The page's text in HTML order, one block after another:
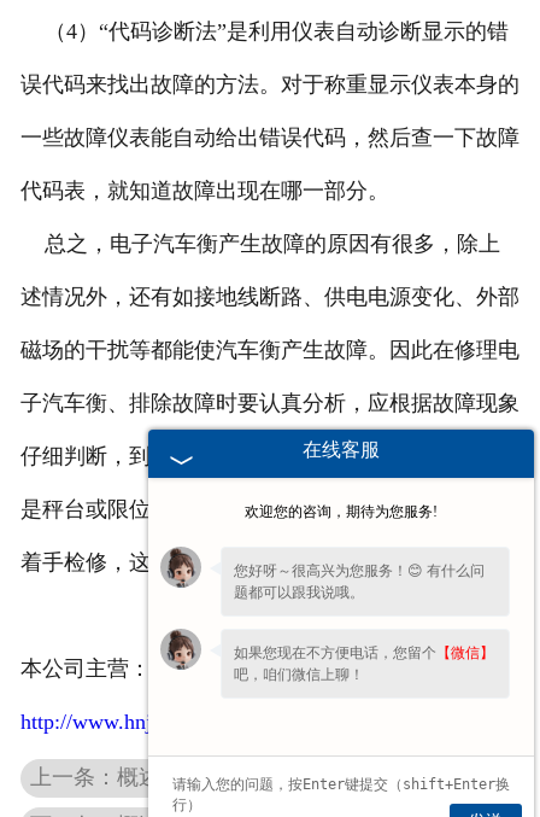
（4）“代码诊断法”是利用仪表自动诊断显示的错
误代码来找出故障的方法。对于称重显示仪表本身的
一些故障仪表能自动给出错误代码，然后查一下故障
代码表，就知道故障出现在哪一部分。
总之，电子汽车衡产生故障的原因有很多，除上
述情况外，还有如接地线断路、供电电源变化、外部
磁场的干扰等都能使汽车衡产生故障。因此在修理电
子汽车衡、排除故障时要认真分析，应根据故障现象
仔细判断，到底是哪一部分的故障，是仪表本身，还
是秤台或限位传感器或接线盒，要做到心中有数，再
着手检修，这样往往能较快地找出故障，少走弯路。
本公司主营： 螺旋秤 定量包装称
http://www.hnjhcz.com/
上一条：概述螺旋称的维护与技术参数
在线客服
欢迎您的咨询，期待为您服务!
您好呀～很高兴为您服务！😊 有什么问
题都可以跟我说哦。
如果您现在不方便电话，您留个 【微信】
吧，咱们微信上聊！